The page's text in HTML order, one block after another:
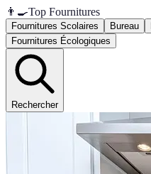
👨‍🍳Top Fournitures
Fournitures Scolaires Bureau
Fournitures Écologiques
Rechercher